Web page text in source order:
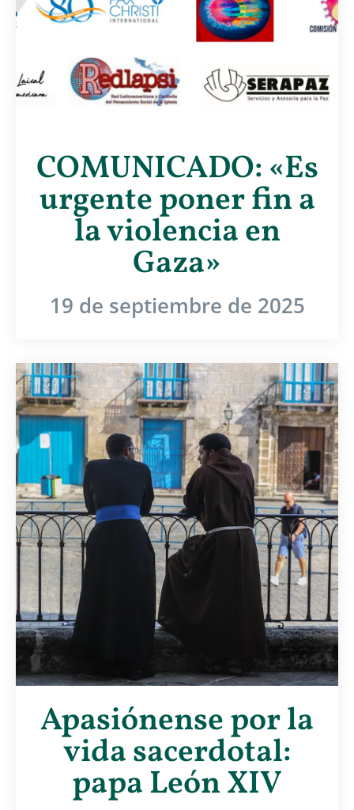
COMUNICADO: «Es
urgente poner fin a
la violencia en
Gaza»
19 de septiembre de 2025
Apasiónense por la
vida sacerdotal:
papa León XIV